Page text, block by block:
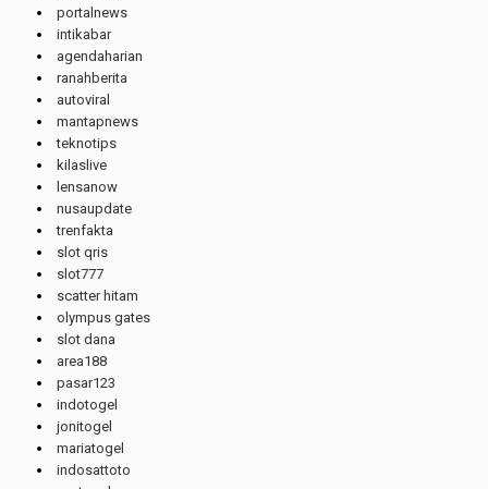
portalnews
intikabar
agendaharian
ranahberita
autoviral
mantapnews
teknotips
kilaslive
lensanow
nusaupdate
trenfakta
slot qris
slot777
scatter hitam
olympus gates
slot dana
area188
pasar123
indotogel
jonitogel
mariatogel
indosattoto